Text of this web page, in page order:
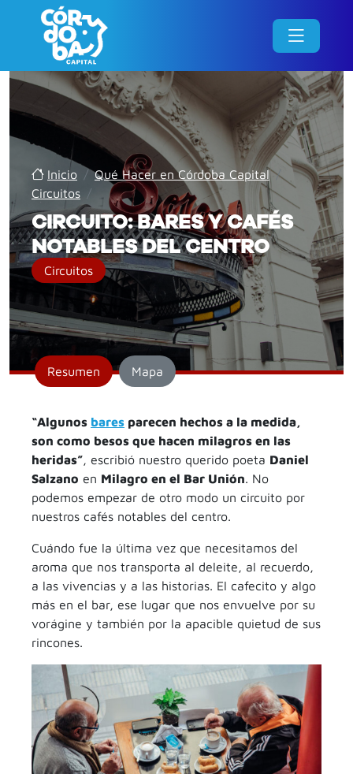
Inicio / Qué Hacer en Córdoba Capital /
Circuitos /
CIRCUITO: BARES Y CAFÉS
NOTABLES DEL CENTRO
Circuitos
Resumen Mapa
“Algunos bares parecen hechos a la medida,
son como besos que hacen milagros en las
heridas”, escribió nuestro querido poeta Daniel
Salzano en Milagro en el Bar Unión. No
podemos empezar de otro modo un circuito por
nuestros cafés notables del centro.
Cuándo fue la última vez que necesitamos del
aroma que nos transporta al deleite, al recuerdo,
a las vivencias y a las historias. El cafecito y algo
más en el bar, ese lugar que nos envuelve por su
vorágine y también por la apacible quietud de sus
rincones.